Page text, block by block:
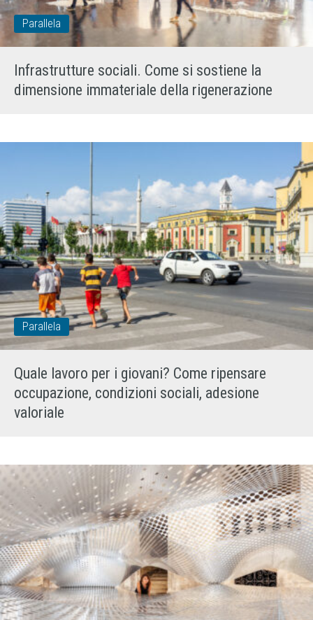
Parallela
Infrastrutture sociali. Come si sostiene la
dimensione immateriale della rigenerazione
Parallela
Quale lavoro per i giovani? Come ripensare
occupazione, condizioni sociali, adesione
valoriale